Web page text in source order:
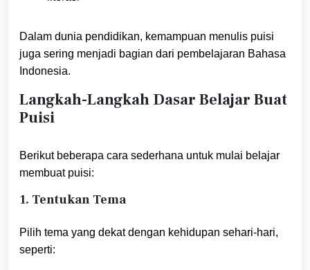
Dalam dunia pendidikan, kemampuan menulis puisi
juga sering menjadi bagian dari pembelajaran Bahasa
Indonesia.
Langkah-Langkah Dasar Belajar Buat
Puisi
Berikut beberapa cara sederhana untuk mulai belajar
membuat puisi:
1. Tentukan Tema
Pilih tema yang dekat dengan kehidupan sehari-hari,
seperti: